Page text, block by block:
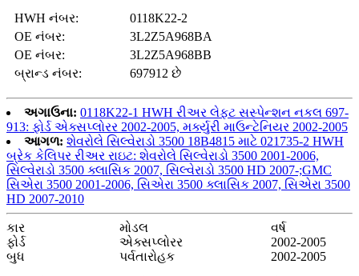
HWH નંબર:
0118K22-2
OE નંબર:
3L2Z5A968BA
OE નંબર:
3L2Z5A968BB
બ્રાન્ડ નંબર:
697912 છે
અગાઉના: 0118K22-1 HWH રીઅર લેફ્ટ સસ્પેન્શન નકલ 697-
913: ફોર્ડ એક્સપ્લોરર 2002-2005, મર્ક્યુરી માઉન્ટેનિયર 2002-2005
આગળ: શેવરોલે સિલ્વેરાડો 3500 18B4815 માટે 021735-2 HWH
બ્રેક કેલિપર રીઅર રાઇટ: શેવરોલે સિલ્વેરાડો 3500 2001-2006,
સિલ્વેરાડો 3500 ક્લાસિક 2007, સિલ્વેરાડો 3500 HD 2007-;GMC
સિએરા 3500 2001-2006, સિએરા 3500 ક્લાસિક 2007, સિએરા 3500
HD 2007-2010
કાર મોડલ
વર્ષ
ફોર્ડ
એક્સપ્લોરર
2002-2005
બુધ
પર્વતારોહક
2002-2005